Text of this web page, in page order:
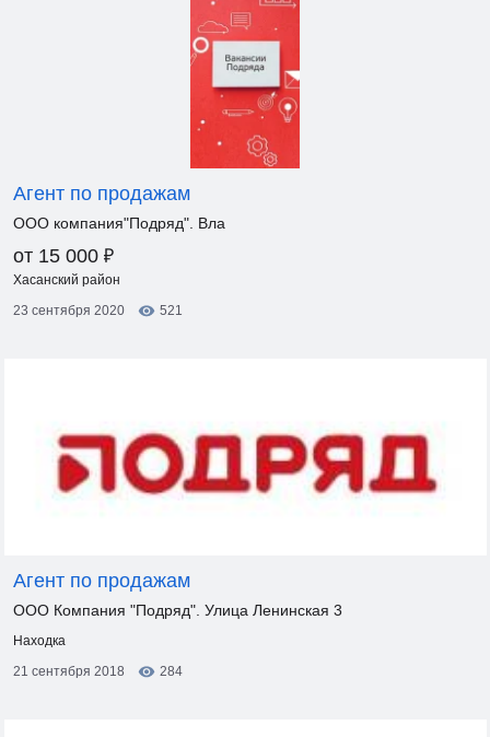
Агент по продажам
ООО компания"Подряд". Вла
от 15 000 ₽
Хасанский район
23 сентября 2020
521
Агент по продажам
ООО Компания "Подряд". Улица Ленинская 3
Находка
21 сентября 2018
284